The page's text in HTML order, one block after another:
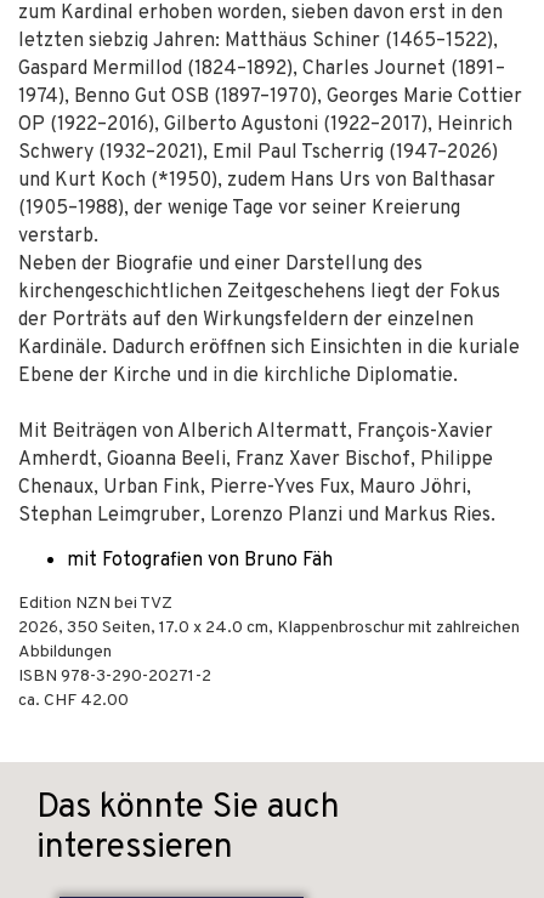
zum Kardinal erhoben worden, sieben davon erst in den
letzten siebzig Jahren: Matthäus Schiner (1465–1522),
Gaspard Mermillod (1824–1892), Charles Journet (1891–
1974), Benno Gut OSB (1897–1970), Georges Marie Cottier
OP (1922–2016), Gilberto Agustoni (1922–2017), Heinrich
Schwery (1932–2021), Emil Paul Tscherrig (1947–2026)
und Kurt Koch (*1950), zudem Hans Urs von Balthasar
(1905–1988), der wenige Tage vor seiner Kreierung
verstarb.
Neben der Biografie und einer Darstellung des
kirchengeschichtlichen Zeitgeschehens liegt der Fokus
der Porträts auf den Wirkungsfeldern der einzelnen
Kardinäle. Dadurch eröffnen sich Einsichten in die kuriale
Ebene der Kirche und in die kirchliche Diplomatie.
Mit Beiträgen von Alberich Altermatt, François-Xavier
Amherdt, Gioanna Beeli, Franz Xaver Bischof, Philippe
Chenaux, Urban Fink, Pierre-Yves Fux, Mauro Jöhri,
Stephan Leimgruber, Lorenzo Planzi und Markus Ries.
mit Fotografien von Bruno Fäh
Edition NZN bei TVZ
2026, 350 Seiten, 17.0 x 24.0 cm, Klappenbroschurmit zahlreichen
Abbildungen
ISBN 978-3-290-20271-2
ca. CHF 42.00
Das könnte Sie auch
interessieren